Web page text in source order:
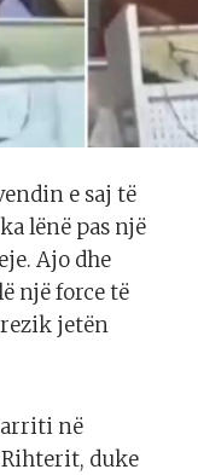
e saj të
lënë pas një
Ajo dhe
një force të
jetën
arriti në
Rihterit, duke